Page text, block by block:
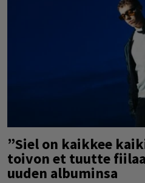
”Siel on kaikkee
toivon et tuutte
uuden albuminsa